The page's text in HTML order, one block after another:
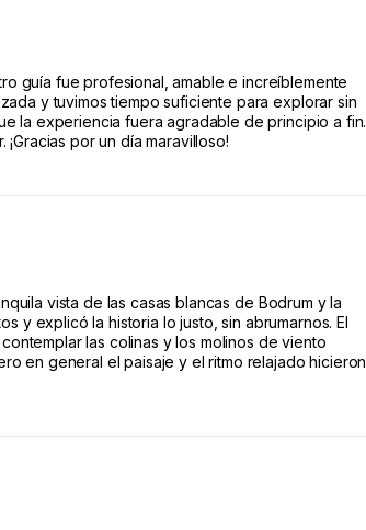
guía fue profesional, amable e increíblemente
y tuvimos tiempo suficiente para explorar sin
la experiencia fuera agradable de principio a fin.
por un día maravilloso!
vista de las casas blancas de Bodrum y la
y explicó la historia lo justo, sin abrumarnos. El
las colinas y los molinos de viento
en general el paisaje y el ritmo relajado hicieron